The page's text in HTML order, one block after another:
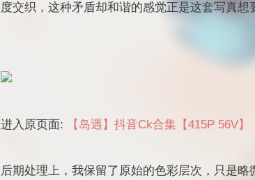
度交织，这种矛盾却和谐的感觉正是这套写真想
进入原页面: 【岛遇】抖音Ck合集【415P 56V】
后期处理上，我保留了原始的色彩层次，只是